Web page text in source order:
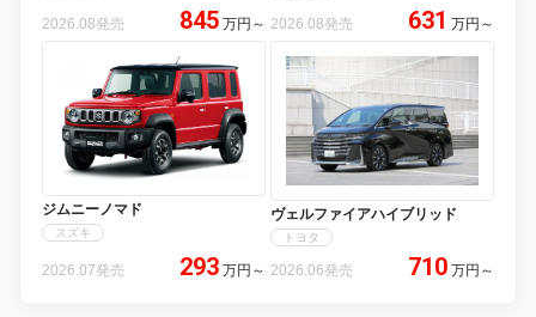
2026.08発売 845 万円 ～ 2026.08発売 631 万円 ～
ジムニーノマド
スズキ
2026.07発売 293 万円 ～
ヴェルファイアハイブリッド
トヨタ
2026.06発売 710 万円 ～